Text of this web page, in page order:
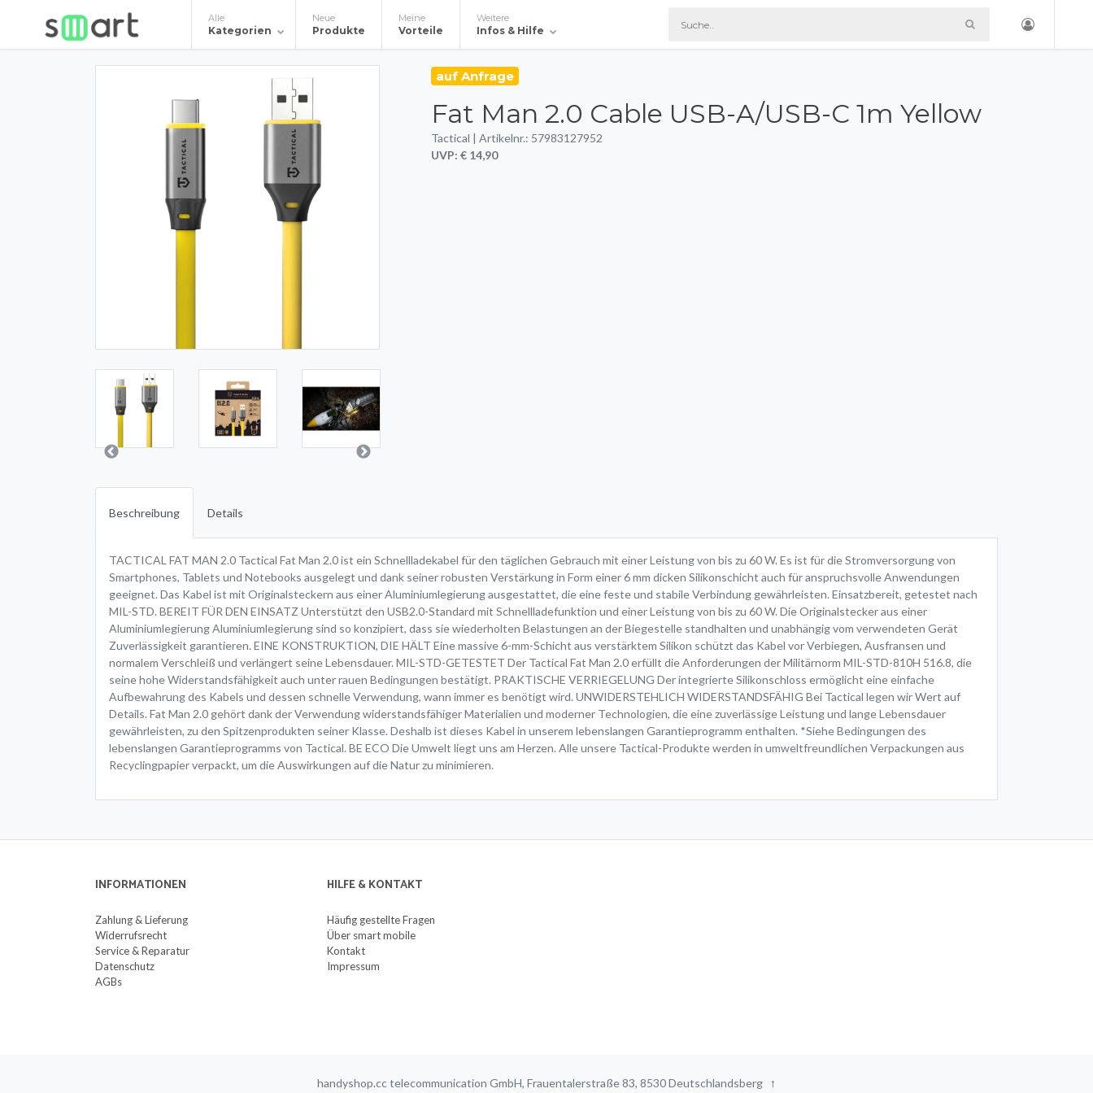
Alle
Kategorien
Neue
Produkte
Meine
Vorteile
Weitere
Infos & Hilfe
auf Anfrage
Fat Man 2.0 Cable USB-A/USB-C 1m Yellow
Tactical | Artikelnr.: 57983127952
UVP: € 14,90
Beschreibung Details
TACTICAL FAT MAN 2.0 Tactical Fat Man 2.0 ist ein Schnellladekabel für den täglichen Gebrauch mit einer Leistung von bis zu 60 W. Es ist für die Stromversorgung von
Smartphones, Tablets und Notebooks ausgelegt und dank seiner robusten Verstärkung in Form einer 6 mm dicken Silikonschicht auch für anspruchsvolle Anwendungen
geeignet. Das Kabel ist mit Originalsteckern aus einer Aluminiumlegierung ausgestattet, die eine feste und stabile Verbindung gewährleisten. Einsatzbereit, getestet nach
MIL-STD. BEREIT FÜR DEN EINSATZ Unterstützt den USB2.0-Standard mit Schnellladefunktion und einer Leistung von bis zu 60 W. Die Originalstecker aus einer
Aluminiumlegierung Aluminiumlegierung sind so konzipiert, dass sie wiederholten Belastungen an der Biegestelle standhalten und unabhängig vom verwendeten Gerät
Zuverlässigkeit garantieren. EINE KONSTRUKTION, DIE HÄLT Eine massive 6-mm-Schicht aus verstärktem Silikon schützt das Kabel vor Verbiegen, Ausfransen und
normalem Verschleiß und verlängert seine Lebensdauer. MIL-STD-GETESTET Der Tactical Fat Man 2.0 erfüllt die Anforderungen der Militärnorm MIL-STD-810H 516.8, die
seine hohe Widerstandsfähigkeit auch unter rauen Bedingungen bestätigt. PRAKTISCHE VERRIEGELUNG Der integrierte Silikonschloss ermöglicht eine einfache
Aufbewahrung des Kabels und dessen schnelle Verwendung, wann immer es benötigt wird. UNWIDERSTEHLICH WIDERSTANDSFÄHIG Bei Tactical legen wir Wert auf
Details. Fat Man 2.0 gehört dank der Verwendung widerstandsfähiger Materialien und moderner Technologien, die eine zuverlässige Leistung und lange Lebensdauer
gewährleisten, zu den Spitzenprodukten seiner Klasse. Deshalb ist dieses Kabel in unserem lebenslangen Garantieprogramm enthalten. *Siehe Bedingungen des
lebenslangen Garantieprogramms von Tactical. BE ECO Die Umwelt liegt uns am Herzen. Alle unsere Tactical-Produkte werden in umweltfreundlichen Verpackungen aus
Recyclingpapier verpackt, um die Auswirkungen auf die Natur zu minimieren.
INFORMATIONEN
Zahlung & Lieferung
Widerrufsrecht
Service & Reparatur
Datenschutz
AGBs
HILFE & KONTAKT
Häufig gestellte Fragen
Über smart mobile
Kontakt
Impressum
handyshop.cc telecommunication GmbH, Frauentalerstraße 83, 8530 Deutschlandsberg ↑